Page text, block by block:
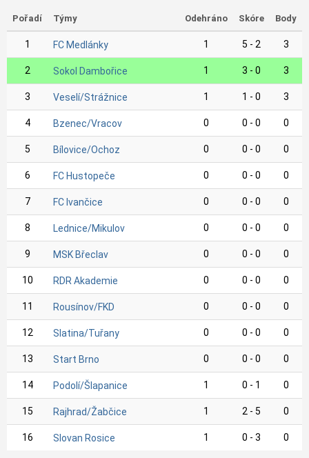
Pořadí Týmy Odehráno Skóre Body
1 FC Medlánky 1 5 - 2 3
2 Sokol Dambořice 1 3 - 0 3
3 Veselí/Strážnice 1 1 - 0 3
4 Bzenec/Vracov 0 0 - 0 0
5 Bílovice/Ochoz 0 0 - 0 0
6 FC Hustopeče 0 0 - 0 0
7 FC Ivančice 0 0 - 0 0
8 Lednice/Mikulov 0 0 - 0 0
9 MSK Břeclav 0 0 - 0 0
10 RDR Akademie 0 0 - 0 0
11 Rousínov/FKD 0 0 - 0 0
12 Slatina/Tuřany 0 0 - 0 0
13 Start Brno 0 0 - 0 0
14 Podolí/Šlapanice 1 0 - 1 0
15 Rajhrad/Žabčice 1 2 - 5 0
16 Slovan Rosice 1 0 - 3 0